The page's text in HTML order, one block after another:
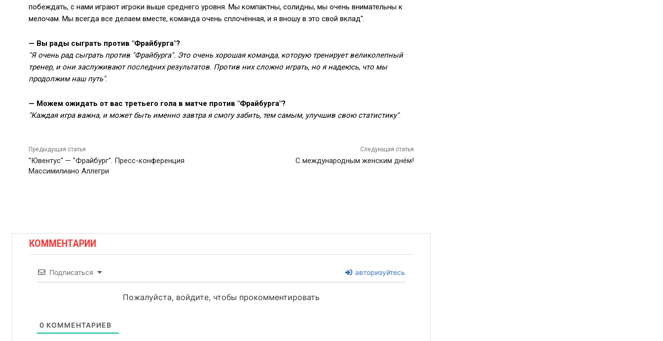
побеждать, с нами играют игроки выше среднего уровня. Мы компактны, солидны, мы очень внимательны к
мелочам. Мы всегда все делаем вместе, команда очень сплочённая, и я вношу в это свой вклад".
— Вы рады сыграть против "Фрайбурга"?
"Я очень рад сыграть против "Фрайбурга". Это очень хорошая команда, которую тренирует великолепный
тренер, и они заслуживают последних результатов. Против них сложно играть, но я надеюсь, что мы
продолжим наш путь".
— Можем ожидать от вас третьего гола в матче против "Фрайбурга"?
"Каждая игра важна, и может быть именно завтра я смогу забить, тем самым, улучшив свою статистику".
Предыдущая статья
"Ювентус" — "Фрайбург". Пресс-конференция
Массимилиано Аллегри
Следующая статья
С международным женским днём!
КОММЕНТАРИИ
Подписаться авторизуйтесь
Пожалуйста, войдите, чтобы прокомментировать
0 КОММЕНТАРИЕВ